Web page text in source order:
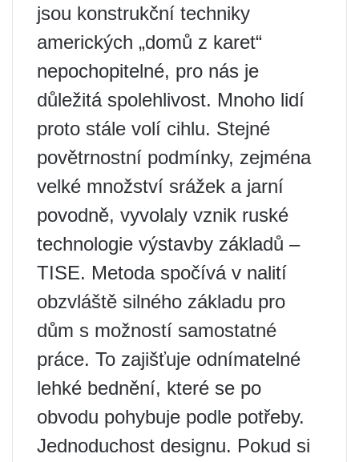
jsou konstrukční techniky
amerických „domů z karet“
nepochopitelné, pro nás je
důležitá spolehlivost. Mnoho lidí
proto stále volí cihlu. Stejné
povětrnostní podmínky, zejména
velké množství srážek a jarní
povodně, vyvolaly vznik ruské
technologie výstavby základů –
TISE. Metoda spočívá v nalití
obzvláště silného základu pro
dům s možností samostatné
práce. To zajišťuje odnímatelné
lehké bednění, které se po
obvodu pohybuje podle potřeby.
Jednoduchost designu. Pokud si